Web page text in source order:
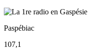
Paspébiac
107,1